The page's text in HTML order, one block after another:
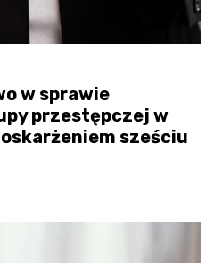
w sprawie
przestępczej w
sześciu